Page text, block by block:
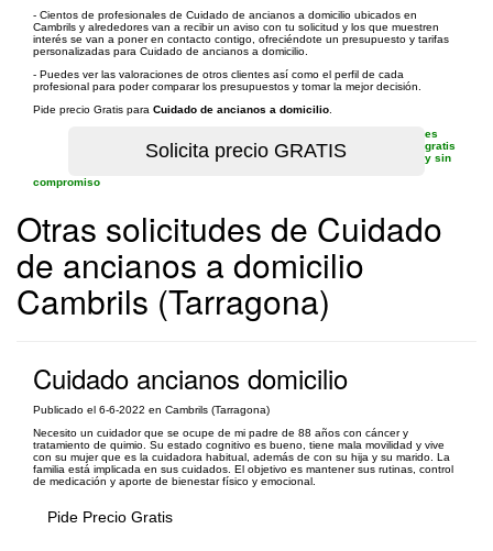
- Cientos de profesionales de Cuidado de ancianos a domicilio ubicados en
Cambrils y alrededores van a recibir un aviso con tu solicitud y los que muestren
interés se van a poner en contacto contigo, ofreciéndote un presupuesto y tarifas
personalizadas para Cuidado de ancianos a domicilio.
- Puedes ver las valoraciones de otros clientes así como el perfil de cada
profesional para poder comparar los presupuestos y tomar la mejor decisión.
Pide precio Gratis para Cuidado de ancianos a domicilio
es
gratis
y sin
compromiso
Otras solicitudes de Cuidado
de ancianos a domicilio
Cambrils (Tarragona)
Cuidado ancianos domicilio
Publicado el 6-6-2022 en Cambrils (Tarragona)
Necesito un cuidador que se ocupe de mi padre de 88 años con cáncer y
tratamiento de quimio. Su estado cognitivo es bueno, tiene mala movilidad y vive
con su mujer que es la cuidadora habitual, además de con su hija y su marido. La
familia está implicada en sus cuidados. El objetivo es mantener sus rutinas, control
de medicación y aporte de bienestar físico y emocional.
Pide Precio Gratis